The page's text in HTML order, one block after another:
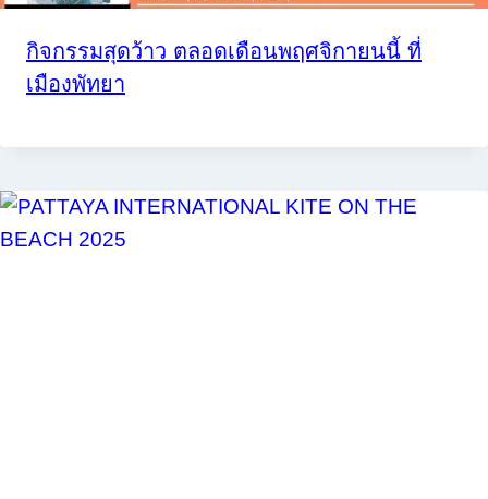
กิจกรรมสุดว้าว ตลอดเดือนพฤศจิกายนนี้ ที่
เมืองพัทยา